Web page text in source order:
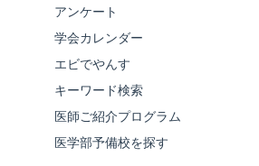
アンケート
学会カレンダー
エビでやんす
キーワード検索
医師ご紹介プログラム
医学部予備校を探す